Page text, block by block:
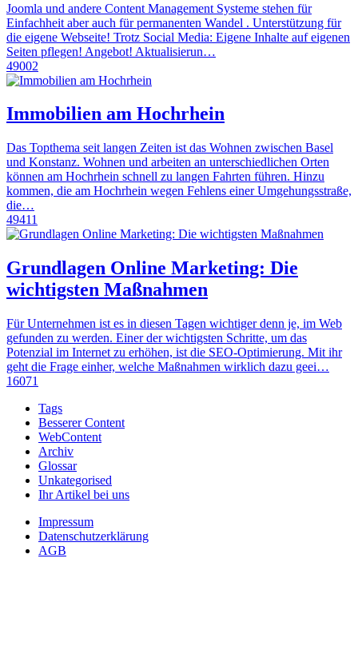
Joomla und andere Content Management Systeme stehen für
Einfachheit aber auch für permanenten Wandel . Unterstützung für
die eigene Webseite! Trotz Social Media: Eigene Inhalte auf eigenen
Seiten pflegen! Angebot! Aktualisierun…
49002
Immobilien am Hochrhein
Das Topthema seit langen Zeiten ist das Wohnen zwischen Basel
und Konstanz. Wohnen und arbeiten an unterschiedlichen Orten
können am Hochrhein schnell zu langen Fahrten führen. Hinzu
kommen, die am Hochrhein wegen Fehlens einer Umgehungsstraße,
die…
49411
Grundlagen Online Marketing: Die
wichtigsten Maßnahmen
Für Unternehmen ist es in diesen Tagen wichtiger denn je, im Web
gefunden zu werden. Einer der wichtigsten Schritte, um das
Potenzial im Internet zu erhöhen, ist die SEO-Optimierung. Mit ihr
geht die Frage einher, welche Maßnahmen wirklich dazu geei…
16071
Tags
Besserer Content
WebContent
Archiv
Glossar
Unkategorised
Ihr Artikel bei uns
Impressum
Datenschutzerklärung
AGB